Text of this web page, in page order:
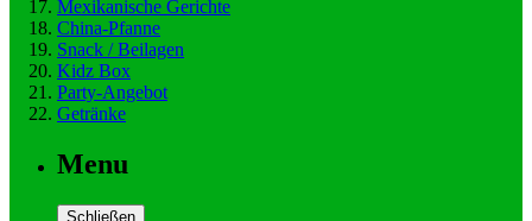
Mexikanische Gerichte
China-Pfanne
Snack / Beilagen
Kidz Box
Party-Angebot
Getränke
Menu
Schließen